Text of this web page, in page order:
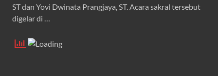
ST dan Yovi Dwinata Prangjaya, ST. Acara sakral tersebut
digelar di …